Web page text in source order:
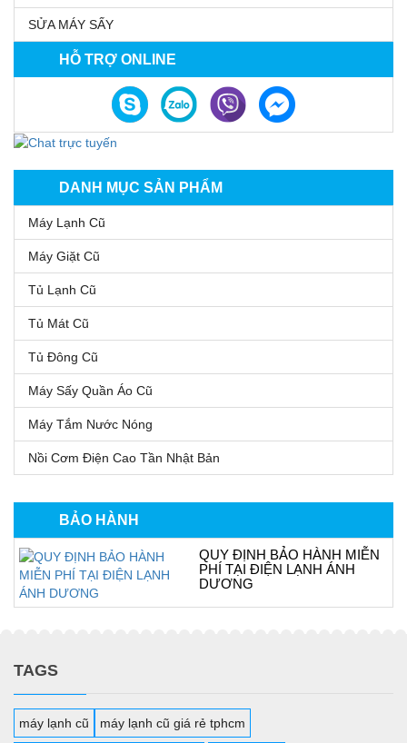
SỬA MÁY SẤY
HỖ TRỢ ONLINE
DANH MỤC SẢN PHẨM
Máy Lạnh Cũ
Máy Giặt Cũ
Tủ Lạnh Cũ
Tủ Mát Cũ
Tủ Đông Cũ
Máy Sấy Quần Áo Cũ
Máy Tắm Nước Nóng
Nồi Cơm Điện Cao Tần Nhật Bản
BẢO HÀNH
QUY ĐỊNH BẢO HÀNH MIỄN
PHÍ TẠI ĐIỆN LẠNH ÁNH
DƯƠNG
TAGS
máy lạnh cũ máy lạnh cũ giá rẻ tphcm